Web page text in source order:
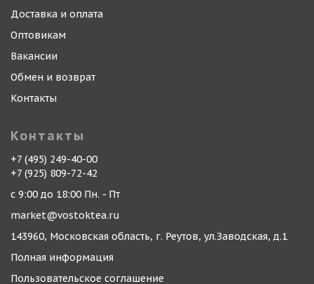
Доставка и оплата
Оптовикам
Вакансии
Обмен и возврат
Контакты
Контакты
+7 (495) 249-40-00
+7 (925) 809-72-42
с 9:00 до 18:00 Пн. - Пт
market@vostoktea.ru
143960, Московская область, г. Реутов, ул.Заводская, д.1
Полная информация
Пользовательское соглашение